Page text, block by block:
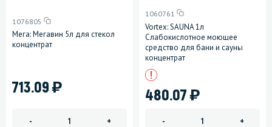
1076805
Мега: Мегавин 5л для стекол
концентрат
713.09)
- +
1060761
Vortex: SAUNA 1л
Слабокислотное моющее
средство для бани и сауны
концентрат
480.07)
- +